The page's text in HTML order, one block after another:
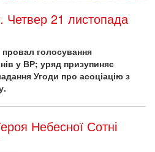
21 листопада
голосування
у ВР; уряд призупиняє
Угоди про асоціацію з
Небесної Сотні